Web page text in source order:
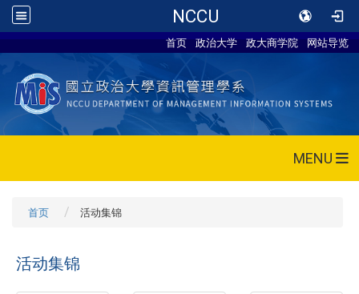
NCCU
首页 政治大学 政大商学院 网站导览
MENU
首页 活动集锦
活动集锦